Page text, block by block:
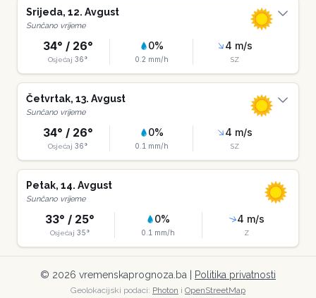
Srijeda, 12. Avgust
Sunčano vrijeme
34° / 26°
Osjećaj 36°
0%
0.2 mm/h
4 m/s
SZ
Četvrtak, 13. Avgust
Sunčano vrijeme
34° / 26°
Osjećaj 36°
0%
0.1 mm/h
4 m/s
SZ
Petak, 14. Avgust
Sunčano vrijeme
33° / 25°
Osjećaj 35°
0%
0.1 mm/h
4 m/s
Z
© 2026 vremenskaprognoza.ba | Politika privatnosti
Geolokacijski podaci: Photon i OpenStreetMap